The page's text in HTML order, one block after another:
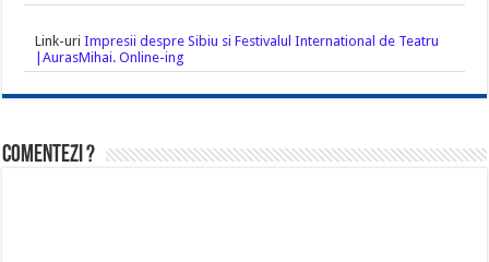
Link-uriImpresii despre Sibiu si Festivalul International de Teatru
|AurasMihai. Online-ing
Comentezi ?